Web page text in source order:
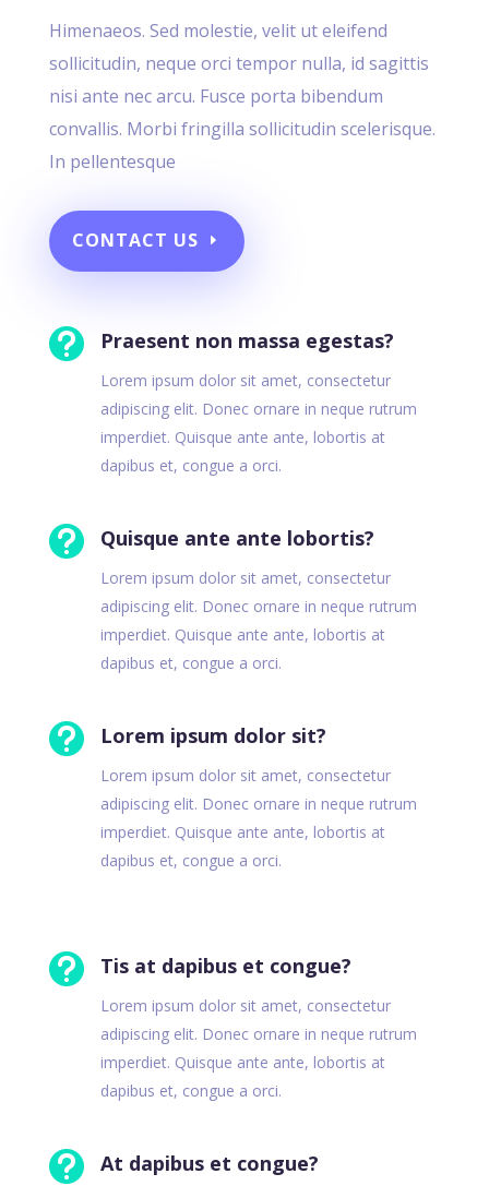
Himenaeos. Sed molestie, velit ut eleifend
sollicitudin, neque orci tempor nulla, id sagittis
nisi ante nec arcu. Fusce porta bibendum
convallis. Morbi fringilla sollicitudin scelerisque.
In pellentesque
CONTACT US
 Praesent non massa egestas?
Lorem ipsum dolor sit amet, consectetur
adipiscing elit. Donec ornare in neque rutrum
imperdiet. Quisque ante ante, lobortis at
dapibus et, congue a orci.
 Quisque ante ante lobortis?
Lorem ipsum dolor sit amet, consectetur
adipiscing elit. Donec ornare in neque rutrum
imperdiet. Quisque ante ante, lobortis at
dapibus et, congue a orci.
 Lorem ipsum dolor sit?
Lorem ipsum dolor sit amet, consectetur
adipiscing elit. Donec ornare in neque rutrum
imperdiet. Quisque ante ante, lobortis at
dapibus et, congue a orci.
 Tis at dapibus et congue?
Lorem ipsum dolor sit amet, consectetur
adipiscing elit. Donec ornare in neque rutrum
imperdiet. Quisque ante ante, lobortis at
dapibus et, congue a orci.
 At dapibus et congue?